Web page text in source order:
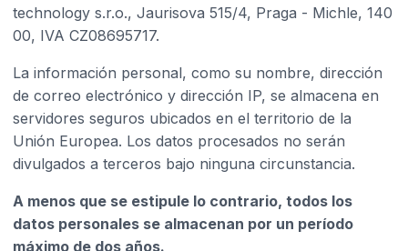
technology s.r.o., Jaurisova 515/4, Praga - Michle, 140
00, IVA CZ08695717.
La información personal, como su nombre, dirección
de correo electrónico y dirección IP, se almacena en
servidores seguros ubicados en el territorio de la
Unión Europea. Los datos procesados no serán
divulgados a terceros bajo ninguna circunstancia.
A menos que se estipule lo contrario, todos los
datos personales se almacenan por un período
máximo de dos años.